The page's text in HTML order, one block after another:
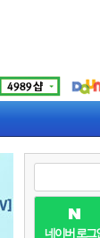
네이버 로그